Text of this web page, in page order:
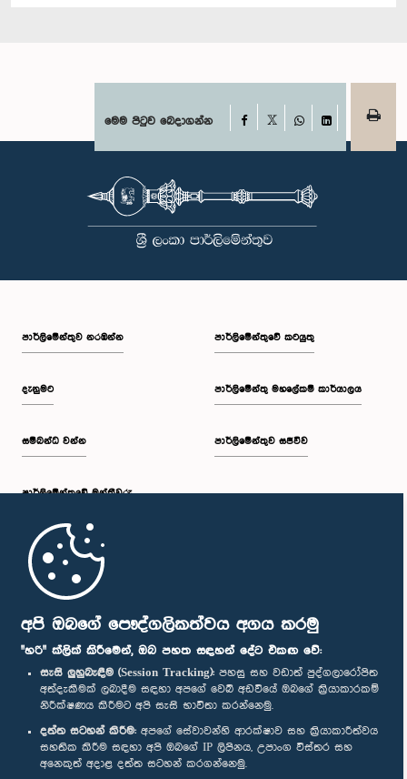
අපි ඔබගේ පෞද්ගලිකත්වය අගය කරමු
"හරි" ක්ලික් කිරීමෙන්, ඔබ පහත සඳහන් දේට එකඟ වේ:
සැසි ලුහුබැඳීම (Session Tracking): පහසු සහ වඩාත් පුද්ගලාරෝපිත
අත්දැකීමක් ලබාදීම සඳහා අපගේ වෙබ් අඩවියේ ඔබගේ ක්‍රියාකාරකම්
නිරීක්ෂණය කිරීමට අපි සැසි භාවිතා කරන්නෙමු.
දත්ත සටහන් කිරීම: අපගේ සේවාවන්හි ආරක්ෂාව සහ ක්‍රියාකාරීත්වය
සහතික කිරීම සඳහා අපි ඔබගේ IP ලිපිනය, උපාංග විස්තර සහ
අනෙකුත් අදාළ දත්ත සටහන් කරගන්නෙමු.
මෙම පිටුව බෙදාගන්න Facebook
WhatsAppLinkedIn
පාර්ලි‌මේන්තුව නරඹන්න
දැනුමට
සම්බන්ධ වන්න
පාර්ලි‌මේන්තුවේ මන්ත්‍රීවරු
මුල් පිටුව
පාර්ලිමේන්තුවේ කටයුතු
පාර්ලිමේන්තු මහලේකම් කාර්යාලය
පාර්ලිමේන්තුව සජීවීව
පාර්ලිමේන්තු ජංගම යෙදුම
අප හා සම්බන්ධ වී සිටින්න :